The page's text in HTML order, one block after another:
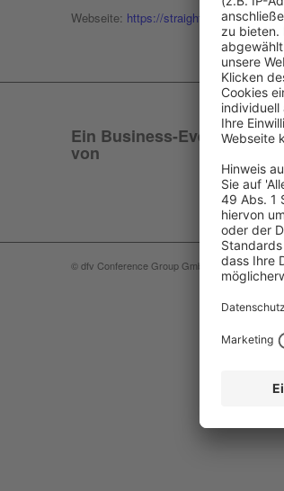
Webseite: https://straightads-
Ein Business-Event
von
© dfv Conference Group GmbH